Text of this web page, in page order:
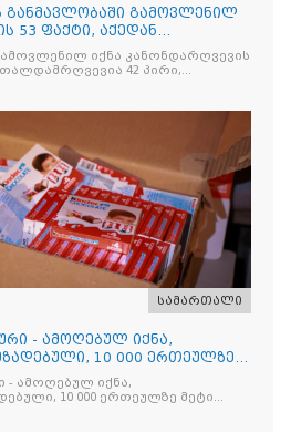
განმავლობაში გამოვლენილ
53 ფაქტი, აქედან
იქნა კანონდარღვევის
42 პირი,
სამართალი
- ამოღებულ იქნა,
10 000 ერთეულზე
- ამოღებულ იქნა,
10 000 ერთეულზე მეტი